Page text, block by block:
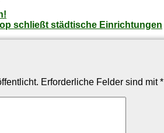
schließt städ­ti­sche Einrichtungen
Erforderliche Felder sind mit*